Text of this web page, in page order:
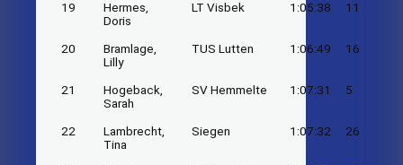
19
Hermes,
Doris
LT Visbek 1:05:38 11
20
Bramlage,
Lilly
TUS Lutten 1:06:49 16
21
Hogeback,
Sarah
SV Hemmelte 1:07:31 5
22
Lambrecht,
Tina
Siegen 1:07:32 26